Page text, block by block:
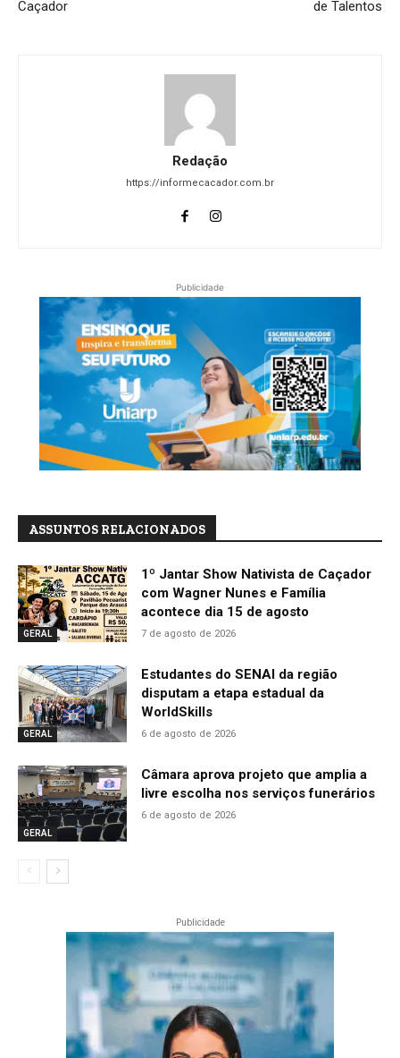
Caçador de Talentos
Redação
https://informecacador.com.br
Publicidade
ASSUNTOS RELACIONADOS
GERAL
1º Jantar Show Nativista de Caçador
com Wagner Nunes e Família
acontece dia 15 de agosto
7 de agosto de 2026
GERAL
Estudantes do SENAI da região
disputam a etapa estadual da
WorldSkills
6 de agosto de 2026
GERAL
Câmara aprova projeto que amplia a
livre escolha nos serviços funerários
6 de agosto de 2026
Publicidade